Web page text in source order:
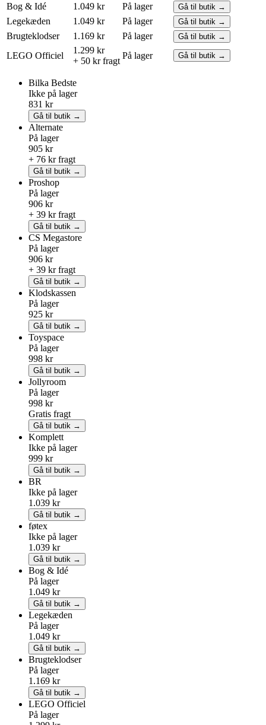
Bog & Idé 1.049 kr På lager Gå til butik →
Legekæden 1.049 kr På lager Gå til butik →
Brugteklodser 1.169 kr På lager Gå til butik →
LEGO Officiel
1.299 kr
+ 50 kr fragt
På lager Gå til butik →
Bilka Bedste
Ikke på lager
831 kr
Gå til butik →
Alternate
På lager
905 kr
+ 76 kr fragt
Gå til butik →
Proshop
På lager
906 kr
+ 39 kr fragt
Gå til butik →
CS Megastore
På lager
906 kr
+ 39 kr fragt
Gå til butik →
Klodskassen
På lager
925 kr
Gå til butik →
Toyspace
På lager
998 kr
Gå til butik →
Jollyroom
På lager
998 kr
Gratis fragt
Gå til butik →
Komplett
Ikke på lager
999 kr
Gå til butik →
BR
Ikke på lager
1.039 kr
Gå til butik →
føtex
Ikke på lager
1.039 kr
Gå til butik →
Bog & Idé
På lager
1.049 kr
Gå til butik →
Legekæden
På lager
1.049 kr
Gå til butik →
Brugteklodser
På lager
1.169 kr
Gå til butik →
LEGO Officiel
På lager